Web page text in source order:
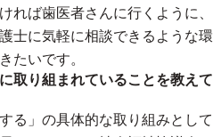
れば歯医者さんに行くように、
士に気軽に相談できるような環
たいです。
取り組まれていることを教えて
る」の具体的な取り組みとして